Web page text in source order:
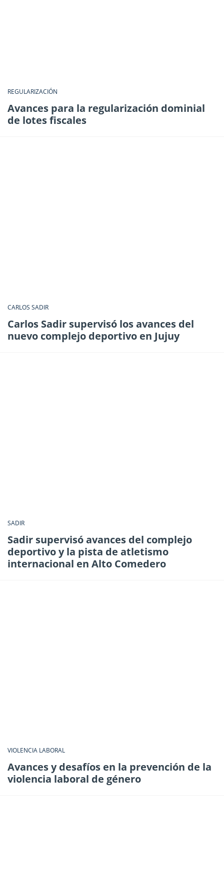
REGULARIZACIÓN
Avances para la regularización dominial
de lotes fiscales
CARLOS SADIR
Carlos Sadir supervisó los avances del
nuevo complejo deportivo en Jujuy
SADIR
Sadir supervisó avances del complejo
deportivo y la pista de atletismo
internacional en Alto Comedero
VIOLENCIA LABORAL
Avances y desafíos en la prevención de la
violencia laboral de género